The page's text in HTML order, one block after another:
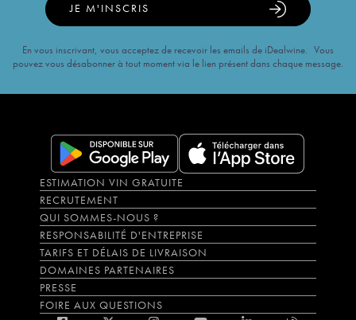
JE M'INSCRIS
En vous inscrivant, vous acceptez de recevoir les emails de iDealwine. Vous
pouvez vous désabonner à tout moment via le lien présent dans chaque message.
ESTIMATION VIN GRATUITE
RECRUTEMENT
QUI SOMMES-NOUS ?
RESPONSABILITÉ D'ENTREPRISE
TARIFS ET DÉLAIS DE LIVRAISON
DOMAINES PARTENAIRES
PRESSE
FOIRE AUX QUESTIONS